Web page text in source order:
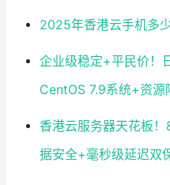
2025年香港云手机多
企业级稳定+平民价！
CentOS 7.9系统+资
香港云服务器天花板
据安全+毫秒级延迟双